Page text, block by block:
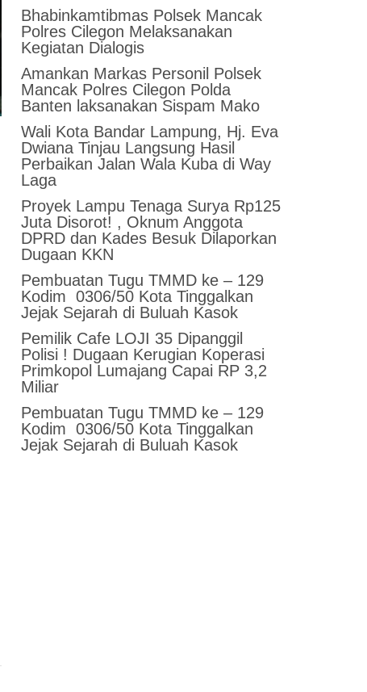
Bhabinkamtibmas Polsek Mancak
Polres Cilegon Melaksanakan
Kegiatan Dialogis
Amankan Markas Personil Polsek
Mancak Polres Cilegon Polda
Banten laksanakan Sispam Mako
Wali Kota Bandar Lampung, Hj. Eva
Dwiana Tinjau Langsung Hasil
Perbaikan Jalan Wala Kuba di Way
Laga
Proyek Lampu Tenaga Surya Rp125
Juta Disorot! , Oknum Anggota
DPRD dan Kades Besuk Dilaporkan
Dugaan KKN
Pembuatan Tugu TMMD ke – 129
Kodim 0306/50 Kota Tinggalkan
Jejak Sejarah di Buluah Kasok
Pemilik Cafe LOJI 35 Dipanggil
Polisi ! Dugaan Kerugian Koperasi
Primkopol Lumajang Capai RP 3,2
Miliar
Pembuatan Tugu TMMD ke – 129
Kodim 0306/50 Kota Tinggalkan
Jejak Sejarah di Buluah Kasok